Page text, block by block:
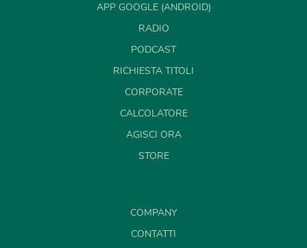
APP GOOGLE (ANDROID)
RADIO
PODCAST
RICHIESTA TITOLI
CORPORATE
CALCOLATORE
AGISCI ORA
STORE
COMPANY
CONTATTI